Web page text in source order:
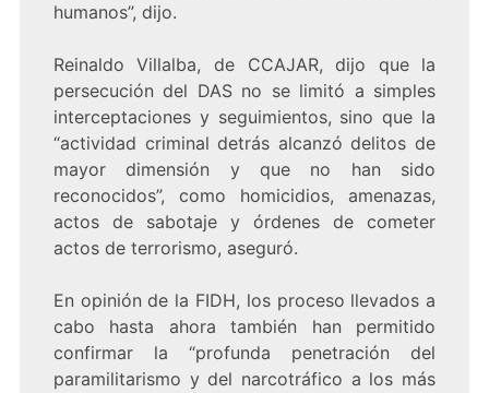
humanos”, dijo.
Reinaldo Villalba, de CCAJAR, dijo que la
persecución del DAS no se limitó a simples
interceptaciones y seguimientos, sino que la
“actividad criminal detrás alcanzó delitos de
mayor dimensión y que no han sido
reconocidos”, como homicidios, amenazas,
actos de sabotaje y órdenes de cometer
actos de terrorismo, aseguró.
En opinión de la FIDH, los proceso llevados a
cabo hasta ahora también han permitido
confirmar la “profunda penetración del
paramilitarismo y del narcotráfico a los más